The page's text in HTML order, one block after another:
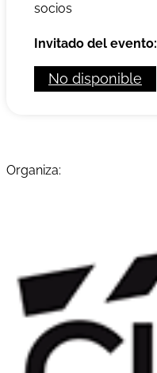
socios
Invitado del evento:
No disponible
Organiza: